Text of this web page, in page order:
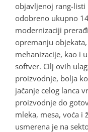
objavljenoj rang-
odobreno ukupno
modernizaciji
opremanju
mehanizacije, kao i
softver. Cilj ovih
proizvodnje, bolja
jačanje celog lanca
proizvodnje do
mleka, mesa, voća i
usmerena je na